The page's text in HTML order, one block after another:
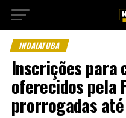
INDAIATUBA
Inscrições para
oferecidos pela
prorrogadas até